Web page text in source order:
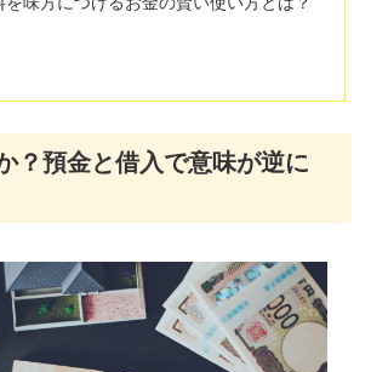
？預金と借入で意味が逆に